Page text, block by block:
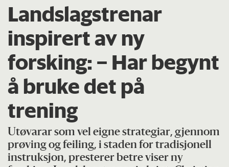
Landslagstrenar
inspirert av ny
forsking: – Har begynt
å bruke det på
trening
Utøvarar som vel eigne strategiar, gjennom
prøving og feiling, i staden for tradisjonell
instruksjon, presterer betre viser ny